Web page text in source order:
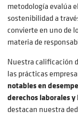
metodología evalúa
sostenibilidad a
convierte en uno de
materia de
Nuestra calificación
las prácticas
notables en
derechos laborales
destacan nuestra